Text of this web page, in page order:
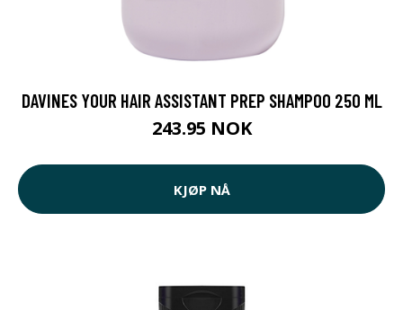
DAVINES YOUR HAIR ASSISTANT PREP SHAMPOO 250 ML
243.95 NOK
KJØP NÅ